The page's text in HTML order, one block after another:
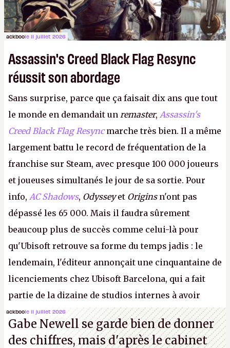
ackboole 11 juillet 2026
Assassin's Creed Black Flag Resync
réussit son abordage
Sans surprise, parce que ça faisait dix ans que tout
le monde en demandait un remaster, Assassin's
Creed Black Flag Resyncmarche très bien. Il a même
largement battu le record de fréquentation de la
franchise sur Steam, avec presque 100 000 joueurs
et joueuses simultanés le jour de sa sortie. Pour
info, AC Shadows, Odysseyet Originsn'ont pas
dépassé les 65 000. Mais il faudra sûrement
beaucoup plus de succès comme celui-là pour
qu'Ubisoft retrouve sa forme du temps jadis : le
lendemain, l'éditeur annonçait une cinquantaine de
licenciements chez Ubisoft Barcelona, qui a fait
partie de la dizaine de studios internes à avoir
travaillé sur cetAssassin's Creedsous la direction
d'Ubisoft Singapour.A.
ackboole 11 juillet 2026
Gabe Newell se garde bien de donner
des chiffres, mais d'après le cabinet